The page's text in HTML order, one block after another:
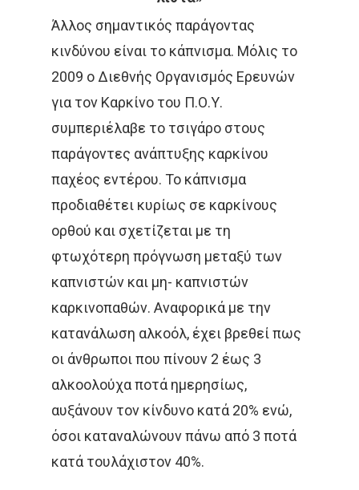
Άλλος σημαντικός παράγοντας
κινδύνου είναι το κάπνισμα. Μόλις το
2009 o Διεθνής Οργανισμός Ερευνών
για τον Καρκίνο του Π.Ο.Υ.
συμπεριέλαβε το τσιγάρο στους
παράγοντες ανάπτυξης καρκίνου
παχέος εντέρου. Το κάπνισμα
προδιαθέτει κυρίως σε καρκίνους
ορθού και σχετίζεται με τη
φτωχότερη πρόγνωση μεταξύ των
καπνιστών και μη- καπνιστών
καρκινοπαθών. Αναφορικά με την
κατανάλωση αλκοόλ, έχει βρεθεί πως
οι άνθρωποι που πίνουν 2 έως 3
αλκοολούχα ποτά ημερησίως,
αυξάνουν τον κίνδυνο κατά 20% ενώ,
όσοι καταναλώνουν πάνω από 3 ποτά
κατά τουλάχιστον 40%.
ΟΓΚΟΛΟΓΊΑ
ΣΤΕΡΕΟΤΑΚΤΙΚΉ
ΑΚΤΙΝΟΘΕΡΑΠΕΊΑ
ΣΥΝΈΔΡΙΟ
ΑΚΤΙΝΟΘΕΡΑΠΕΊΑ
ΑΝΟΣΟΘΕΡΑΠΕΊΑ
ΑΞΟΝΙΚΉ ΤΟΜΟΓΡΑΦΊΑ
ΑΠΟΘΕΡΑΠΕΥΜΈΝΟΙ
ΑΣΘΕΝΕΊΣ
ΔΙΆΓΝΩΣΗ
ΘΕΡΑΠΕΊΑ